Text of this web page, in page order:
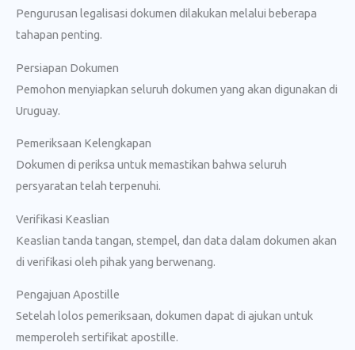
Pengurusan legalisasi dokumen dilakukan melalui beberapa
tahapan penting.
Persiapan Dokumen
Pemohon menyiapkan seluruh dokumen yang akan digunakan di
Uruguay.
Pemeriksaan Kelengkapan
Dokumen di periksa untuk memastikan bahwa seluruh
persyaratan telah terpenuhi.
Verifikasi Keaslian
Keaslian tanda tangan, stempel, dan data dalam dokumen akan
di verifikasi oleh pihak yang berwenang.
Pengajuan Apostille
Setelah lolos pemeriksaan, dokumen dapat di ajukan untuk
memperoleh sertifikat apostille.